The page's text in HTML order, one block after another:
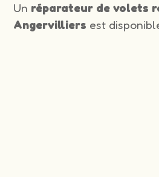
Un réparateur de volets
Angervilliers est